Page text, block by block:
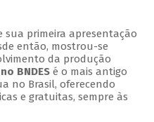
sua primeira apresentação
então, mostrou-se
da produção
BNDESé o mais antigo
no Brasil, oferecendo
e gratuitas, sempre às